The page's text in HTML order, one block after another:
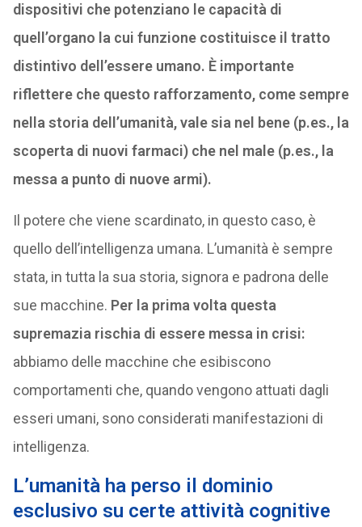
dispositivi che potenziano le capacità di
quell’organo la cui funzione costituisce il tratto
distintivo dell’essere umano. È importante
riflettere che questo rafforzamento, come sempre
nella storia dell’umanità, vale sia nel bene (p.es., la
scoperta di nuovi farmaci) che nel male (p.es., la
messa a punto di nuove armi).
Il potere che viene scardinato, in questo caso, è
quello dell’intelligenza umana. L’umanità è sempre
stata, in tutta la sua storia, signora e padrona delle
sue macchine. Per la prima volta questa
supremazia rischia di essere messa in crisi:
abbiamo delle macchine che esibiscono
comportamenti che, quando vengono attuati dagli
esseri umani, sono considerati manifestazioni di
intelligenza.
L’umanità ha perso il dominio
esclusivo su certe attività cognitive